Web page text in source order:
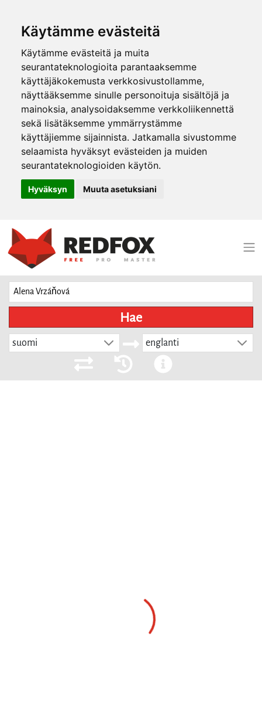
Käytämme evästeitä
Käytämme evästeitä ja muita
seurantateknologioita parantaaksemme
käyttäjäkokemusta verkkosivustollamme,
näyttääksemme sinulle personoituja sisältöjä ja
mainoksia, analysoidaksemme verkkoliikennettä
sekä lisätäksemme ymmärrystämme
käyttäjiemme sijainnista. Jatkamalla sivustomme
selaamista hyväksyt evästeiden ja muiden
seurantateknologioiden käytön.
Hyväksyn Muuta asetuksiani
Hae
suomi englanti